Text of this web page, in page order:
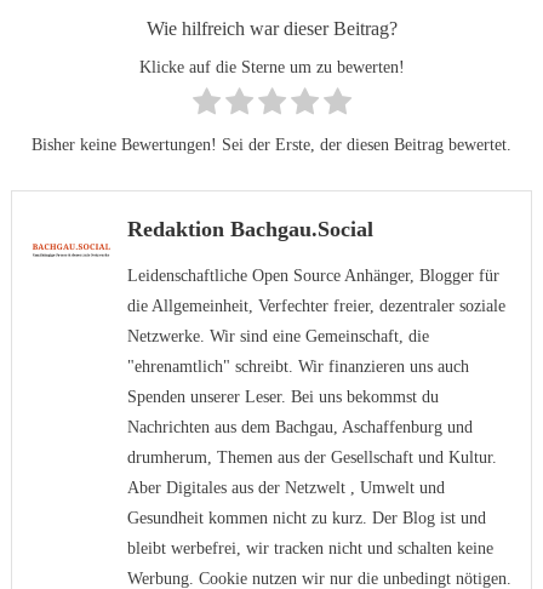
Wie hilfreich war dieser Beitrag?
Klicke auf die Sterne um zu bewerten!
Bisher keine Bewertungen! Sei der Erste, der diesen Beitrag bewertet.
Redaktion Bachgau.Social
Leidenschaftliche Open Source Anhänger, Blogger für
die Allgemeinheit, Verfechter freier, dezentraler soziale
Netzwerke. Wir sind eine Gemeinschaft, die
"ehrenamtlich" schreibt. Wir finanzieren uns auch
Spenden unserer Leser. Bei uns bekommst du
Nachrichten aus dem Bachgau, Aschaffenburg und
drumherum, Themen aus der Gesellschaft und Kultur.
Aber Digitales aus der Netzwelt , Umwelt und
Gesundheit kommen nicht zu kurz. Der Blog ist und
bleibt werbefrei, wir tracken nicht und schalten keine
Werbung. Cookie nutzen wir nur die unbedingt nötigen.